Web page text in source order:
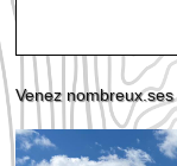
Venez nombreux.ses